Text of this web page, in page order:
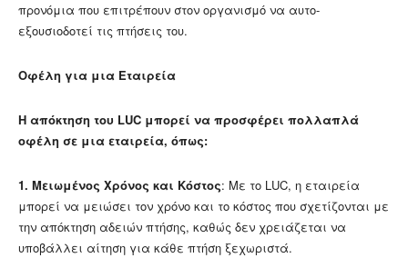
προνόμια που επιτρέπουν στον οργανισμό να αυτο-
εξουσιοδοτεί τις πτήσεις του.
Οφέλη για μια Εταιρεία
Η απόκτηση του LUC μπορεί να προσφέρει πολλαπλά
οφέλη σε μια εταιρεία, όπως:
1. Μειωμένος Χρόνος και Κόστος: Με το LUC, η εταιρεία
μπορεί να μειώσει τον χρόνο και το κόστος που σχετίζονται με
την απόκτηση αδειών πτήσης, καθώς δεν χρειάζεται να
υποβάλλει αίτηση για κάθε πτήση ξεχωριστά.